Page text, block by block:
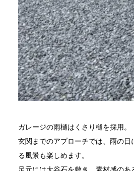
ガレージの雨樋はくさり樋を採用。
玄関までのアプローチでは、雨の日
る風景も楽しめます。